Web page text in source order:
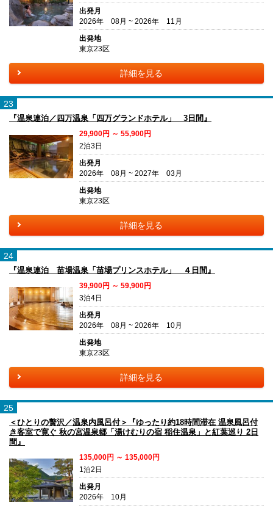
出発月
2026年 08月 ~ 2026年 11月
出発地
東京23区
詳細を見る
23
『温泉連泊／四万温泉「四万グランドホテル」 3日間』
29,900円 ～ 55,900円
2泊3日
出発月
2026年 08月 ~ 2027年 03月
出発地
東京23区
詳細を見る
24
『温泉連泊 苗場温泉「苗場プリンスホテル」 ４日間』
39,900円 ～ 59,900円
3泊4日
出発月
2026年 08月 ~ 2026年 10月
出発地
東京23区
詳細を見る
25
＜ひとりの贅沢／温泉内風呂付＞『ゆったり約18時間滞在 温泉風呂付
き客室で寛ぐ 秋の宮温泉郷「湯けむりの宿 稲住温泉」と紅葉巡り 2日
間』
135,000円 ～ 135,000円
1泊2日
出発月
2026年 10月